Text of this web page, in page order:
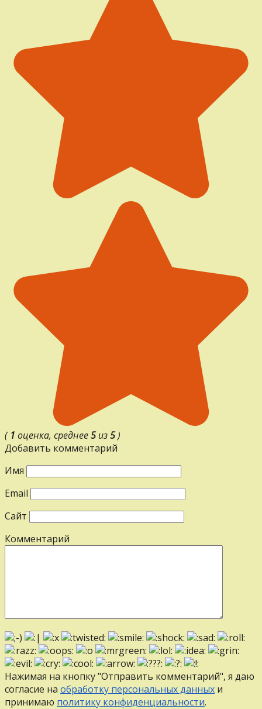
( 1 оценка, среднее5из5)
Добавить комментарий
Имя
Email
Сайт
Комментарий
Нажимая на кнопку "Отправить комментарий", я даю
согласие на обработку персональных данных и
принимаю политику конфиденциальности.